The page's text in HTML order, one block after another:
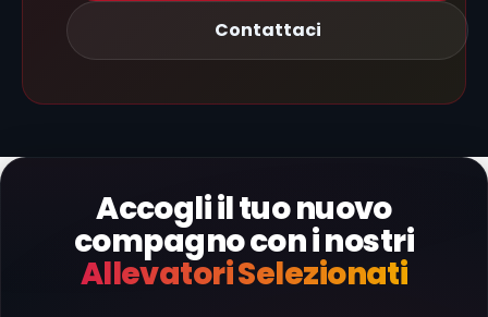
Contattaci
Accogli il tuo nuovo
compagno con i nostri
Allevatori Selezionati